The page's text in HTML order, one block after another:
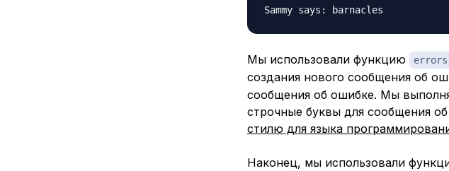
Мы использовали функцию
создания нового сообщения об
сообщения об ошибке. Мы
строчные буквы для сообщения
стилю для языка
Наконец, мы использовали